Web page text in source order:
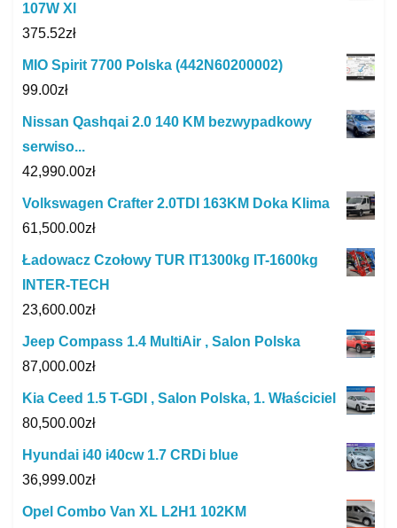
107W Xl
375.52zł
MIO Spirit 7700 Polska (442N60200002)
99.00zł
Nissan Qashqai 2.0 140 KM bezwypadkowy
serwiso...
42,990.00zł
Volkswagen Crafter 2.0TDI 163KM Doka Klima
61,500.00zł
Ładowacz Czołowy TUR IT1300kg IT-1600kg
INTER-TECH
23,600.00zł
Jeep Compass 1.4 MultiAir , Salon Polska
87,000.00zł
Kia Ceed 1.5 T-GDI , Salon Polska, 1. Właściciel
80,500.00zł
Hyundai i40 i40cw 1.7 CRDi blue
36,999.00zł
Opel Combo Van XL L2H1 102KM